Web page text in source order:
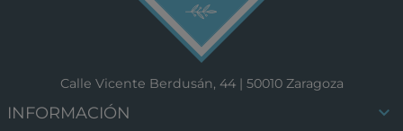
Calle Vicente Berdusán, 44 | 50010 Zaragoza
INFORMACIÓN 